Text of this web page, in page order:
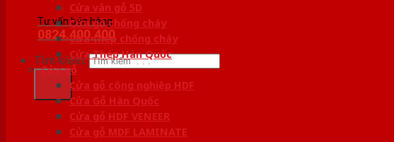
Tư vấn bán hàng
0824.400.400
Tìm kiếm:
Cửa vân gỗ 5D
Cửa gỗ chống cháy
Cửa thép chống cháy
Cửa Thép Hàn Quốc
Cửa gỗ
Cửa gỗ công nghiệp HDF
Cửa Gỗ Hàn Quốc
Cửa gỗ HDF VENEER
Cửa gỗ MDF LAMINATE